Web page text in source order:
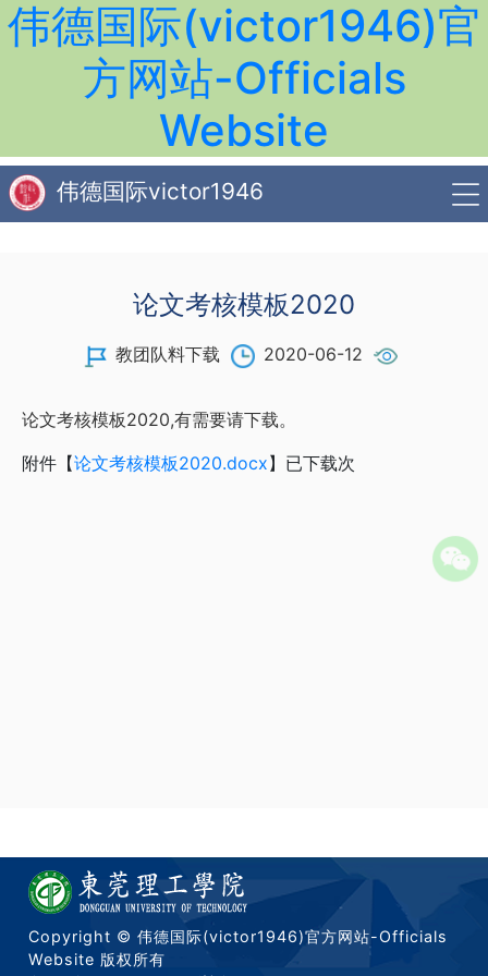
伟德国际(victor1946)官
方网站-Officials
Website
伟德国际victor1946
论文考核模板2020
教团队料下载 2020-06-12
论文考核模板2020,有需要请下载。
附件【论文考核模板2020.docx】已下载次
Copyright © 伟德国际(victor1946)官方网站-Officials
Website 版权所有